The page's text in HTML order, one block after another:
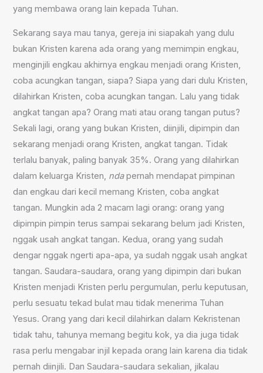
yang membawa orang lain kepada Tuhan.
Sekarang saya mau tanya, gereja ini siapakah yang dulu
bukan Kristen karena ada orang yang memimpin engkau,
menginjili engkau akhirnya engkau menjadi orang Kristen,
coba acungkan tangan, siapa? Siapa yang dari dulu Kristen,
dilahirkan Kristen, coba acungkan tangan. Lalu yang tidak
angkat tangan apa? Orang mati atau orang tangan putus?
Sekali lagi, orang yang bukan Kristen, diinjili, dipimpin dan
sekarang menjadi orang Kristen, angkat tangan. Tidak
terlalu banyak, paling banyak 35%. Orang yang dilahirkan
dalam keluarga Kristen, ndapernah mendapat pimpinan
dan engkau dari kecil memang Kristen, coba angkat
tangan. Mungkin ada 2 macam lagi orang: orang yang
dipimpin pimpin terus sampai sekarang belum jadi Kristen,
nggak usah angkat tangan. Kedua, orang yang sudah
dengar nggak ngerti apa-apa, ya sudah nggak usah angkat
tangan. Saudara-saudara, orang yang dipimpin dari bukan
Kristen menjadi Kristen perlu pergumulan, perlu keputusan,
perlu sesuatu tekad bulat mau tidak menerima Tuhan
Yesus. Orang yang dari kecil dilahirkan dalam Kekristenan
tidak tahu, tahunya memang begitu kok, ya dia juga tidak
rasa perlu mengabar injil kepada orang lain karena dia tidak
pernah diinjili. Dan Saudara-saudara sekalian, jikalau